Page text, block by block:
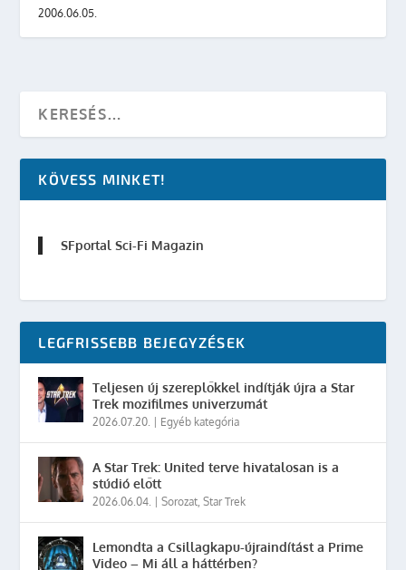
2006.06.05.
KÖVESS MINKET!
SFportal Sci-Fi Magazin
LEGFRISSEBB BEJEGYZÉSEK
Teljesen új szereplőkkel indítják újra a Star
Trek mozifilmes univerzumát
2026.07.20. | Egyéb kategória
A Star Trek: United terve hivatalosan is a
stúdió előtt
2026.06.04. |Sorozat ,Star Trek
Lemondta a Csillagkapu-újraindítást a Prime
Video – Mi áll a háttérben?